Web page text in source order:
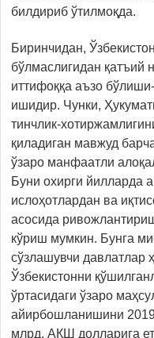
билдириб ўтилмоқда.
Биринчидан,
бўлмаслигидан қатъий
иттифоққа аъзо
ишидир. Чунки,
тинчлик-
қиладиган мавжуд
ўзаро манфаатли
Буни охирги йилларда
ислоҳотлардан ва
асосида
кўриш мумкин. Бунга
сўзлашувчи давлатлар
Ўзбекистонни
ўртасидаги ўзаро
айирбошланишини 2019
млрд. АҚШ долларига